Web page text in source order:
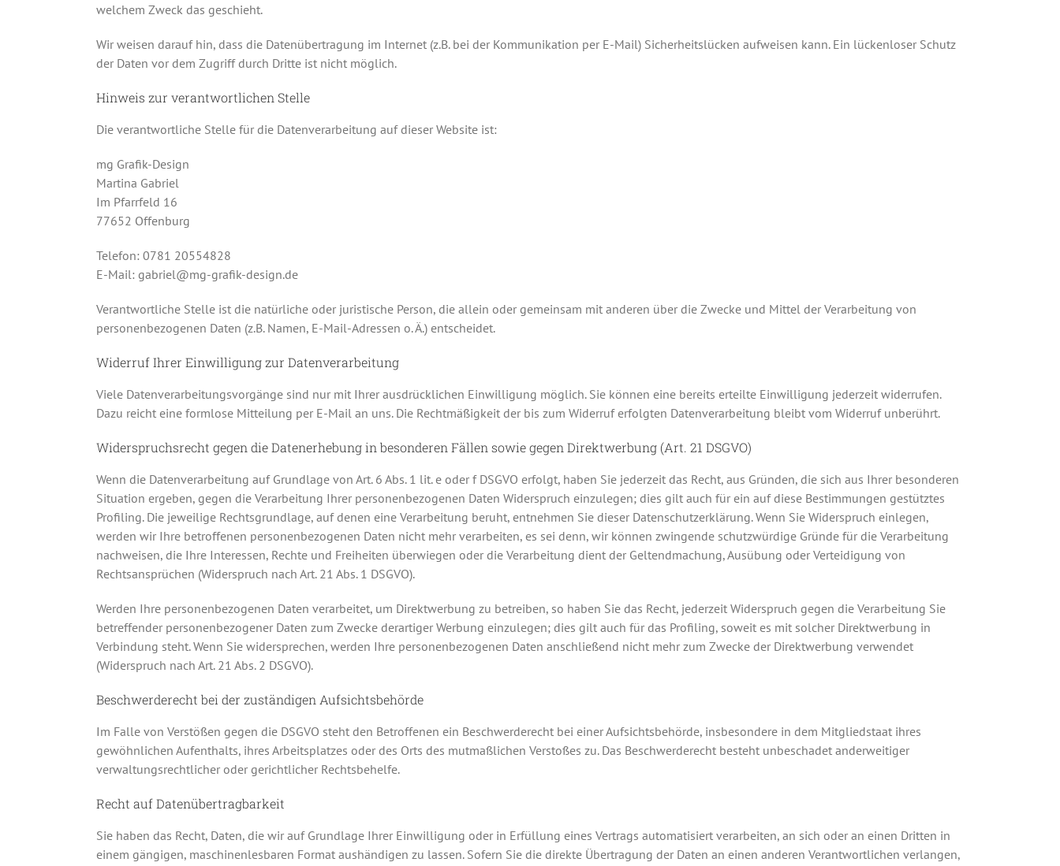
welchem Zweck das geschieht.
Wir weisen darauf hin, dass die Datenübertragung im Internet (z.B. bei der Kommunikation per E-Mail) Sicherheitslücken aufweisen kann. Ein lückenloser Schutz
der Daten vor dem Zugriff durch Dritte ist nicht möglich.
Hinweis zur verantwortlichen Stelle
Die verantwortliche Stelle für die Datenverarbeitung auf dieser Website ist:
mg Grafik-Design
Martina Gabriel
Im Pfarrfeld 16
77652 Offenburg
Telefon: 0781 20554828
E-Mail: gabriel@mg-grafik-design.de
Verantwortliche Stelle ist die natürliche oder juristische Person, die allein oder gemeinsam mit anderen über die Zwecke und Mittel der Verarbeitung von
personenbezogenen Daten (z.B. Namen, E-Mail-Adressen o. Ä.) entscheidet.
Widerruf Ihrer Einwilligung zur Datenverarbeitung
Viele Datenverarbeitungsvorgänge sind nur mit Ihrer ausdrücklichen Einwilligung möglich. Sie können eine bereits erteilte Einwilligung jederzeit widerrufen.
Dazu reicht eine formlose Mitteilung per E-Mail an uns. Die Rechtmäßigkeit der bis zum Widerruf erfolgten Datenverarbeitung bleibt vom Widerruf unberührt.
Widerspruchsrecht gegen die Datenerhebung in besonderen Fällen sowie gegen Direktwerbung (Art. 21 DSGVO)
Wenn die Datenverarbeitung auf Grundlage von Art. 6 Abs. 1 lit. e oder f DSGVO erfolgt, haben Sie jederzeit das Recht, aus Gründen, die sich aus Ihrer besonderen
Situation ergeben, gegen die Verarbeitung Ihrer personenbezogenen Daten Widerspruch einzulegen; dies gilt auch für ein auf diese Bestimmungen gestütztes
Profiling. Die jeweilige Rechtsgrundlage, auf denen eine Verarbeitung beruht, entnehmen Sie dieser Datenschutzerklärung. Wenn Sie Widerspruch einlegen,
werden wir Ihre betroffenen personenbezogenen Daten nicht mehr verarbeiten, es sei denn, wir können zwingende schutzwürdige Gründe für die Verarbeitung
nachweisen, die Ihre Interessen, Rechte und Freiheiten überwiegen oder die Verarbeitung dient der Geltendmachung, Ausübung oder Verteidigung von
Rechtsansprüchen (Widerspruch nach Art. 21 Abs. 1 DSGVO).
Werden Ihre personenbezogenen Daten verarbeitet, um Direktwerbung zu betreiben, so haben Sie das Recht, jederzeit Widerspruch gegen die Verarbeitung Sie
betreffender personenbezogener Daten zum Zwecke derartiger Werbung einzulegen; dies gilt auch für das Profiling, soweit es mit solcher Direktwerbung in
Verbindung steht. Wenn Sie widersprechen, werden Ihre personenbezogenen Daten anschließend nicht mehr zum Zwecke der Direktwerbung verwendet
(Widerspruch nach Art. 21 Abs. 2 DSGVO).
Beschwerderecht bei der zuständigen Aufsichtsbehörde
Im Falle von Verstößen gegen die DSGVO steht den Betroffenen ein Beschwerderecht bei einer Aufsichtsbehörde, insbesondere in dem Mitgliedstaat ihres
gewöhnlichen Aufenthalts, ihres Arbeitsplatzes oder des Orts des mutmaßlichen Verstoßes zu. Das Beschwerderecht besteht unbeschadet anderweitiger
verwaltungsrechtlicher oder gerichtlicher Rechtsbehelfe.
Recht auf Datenübertragbarkeit
Sie haben das Recht, Daten, die wir auf Grundlage Ihrer Einwilligung oder in Erfüllung eines Vertrags automatisiert verarbeiten, an sich oder an einen Dritten in
einem gängigen, maschinenlesbaren Format aushändigen zu lassen. Sofern Sie die direkte Übertragung der Daten an einen anderen Verantwortlichen verlangen,